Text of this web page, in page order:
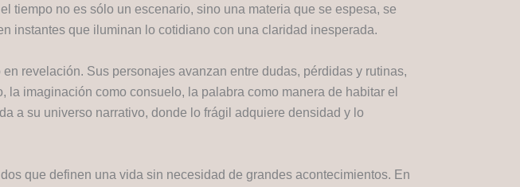
tiempo no es sólo un escenario, sino una materia que se espesa, se
instantes que iluminan lo cotidiano con una claridad inesperada.
revelación. Sus personajes avanzan entre dudas, pérdidas y rutinas,
imaginación como consuelo, la palabra como manera de habitar el
a su universo narrativo, donde lo frágil adquiere densidad y lo
que definen una vida sin necesidad de grandes acontecimientos. En